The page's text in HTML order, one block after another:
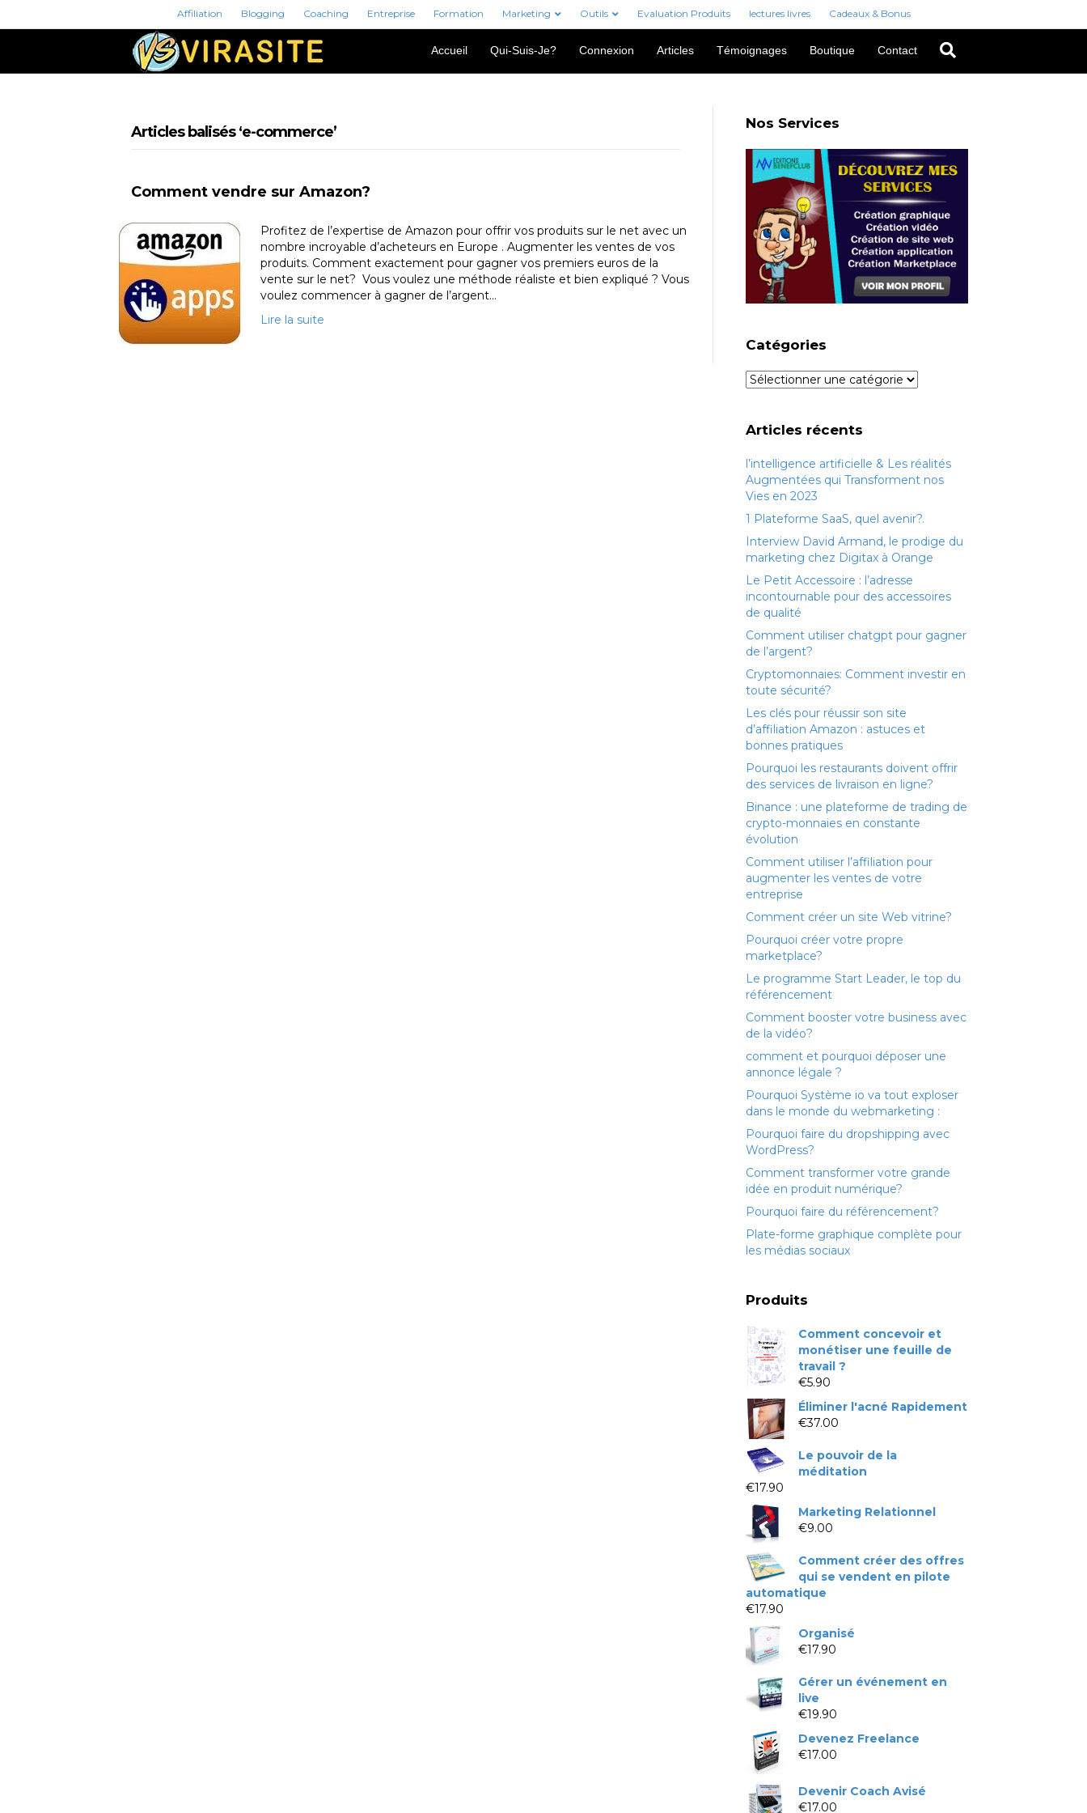
Affiliation Blogging Coaching Entreprise Formation Marketing Outils Evaluation Produits lectures livres Cadeaux & Bonus
Accueil Qui-Suis-Je? Connexion Articles Témoignages Boutique Contact
Articles balisés ‘e-commerce’
Comment vendre sur Amazon?
Profitez de l’expertise de Amazon pour offrir vos produits sur le net avec un
nombre incroyable d’acheteurs en Europe . Augmenter les ventes de vos
produits. Comment exactement pour gagner vos premiers euros de la
vente sur le net? Vous voulez une méthode réaliste et bien expliqué ? Vous
voulez commencer à gagner de l’argent…
Lire la suite
Nos Services
Catégories
Catégories
Articles récents
l’intelligence artificielle & Les réalités
Augmentées qui Transforment nos
Vies en 2023
1 Plateforme SaaS, quel avenir?.
Interview David Armand, le prodige du
marketing chez Digitax à Orange
Le Petit Accessoire : l’adresse
incontournable pour des accessoires
de qualité
Comment utiliser chatgpt pour gagner
de l’argent?
Cryptomonnaies: Comment investir en
toute sécurité?
Les clés pour réussir son site
d’affiliation Amazon : astuces et
bonnes pratiques
Pourquoi les restaurants doivent offrir
des services de livraison en ligne?
Binance : une plateforme de trading de
crypto-monnaies en constante
évolution
Comment utiliser l’affiliation pour
augmenter les ventes de votre
entreprise
Comment créer un site Web vitrine?
Pourquoi créer votre propre
marketplace?
Le programme Start Leader, le top du
référencement
Comment booster votre business avec
de la vidéo?
comment et pourquoi déposer une
annonce légale ?
Pourquoi Système io va tout exploser
dans le monde du webmarketing :
Pourquoi faire du dropshipping avec
WordPress?
Comment transformer votre grande
idée en produit numérique?
Pourquoi faire du référencement?
Plate-forme graphique complète pour
les médias sociaux
Produits
Comment concevoir et
monétiser une feuille de
travail ?
€5.90
Éliminer l'acné Rapidement
€37.00
Le pouvoir de la
méditation
€17.90
Marketing Relationnel
€9.00
Comment créer des offres
qui se vendent en pilote
automatique
€17.90
Organisé
€17.90
Gérer un événement en
live
€19.90
Devenez Freelance
€17.00
Devenir Coach Avisé
€17.00